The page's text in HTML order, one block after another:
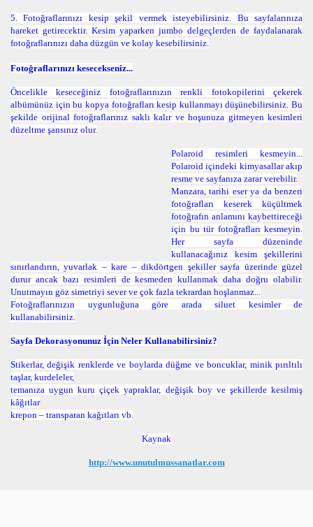
5. Fotoğraflarınızı kesip şekil vermek isteyebilirsiniz. Bu sayfalarınıza
hareket getirecektir. Kesim yaparken jumbo delgeçlerden de faydalanarak
fotoğraflarınızı daha düzgün ve kolay kesebilirsiniz.
Fotoğraflarınızı kesecekseniz...
Öncelikle keseceğiniz fotoğraflarınızın renkli fotokopilerini çekerek
albümünüz için bu kopya fotoğrafları kesip kullanmayı düşünebilirsiniz. Bu
şekilde orijinal fotoğraflarınız saklı kalır ve hoşunuza gitmeyen kesimleri
düzeltme şansınız olur.
Polaroid resimleri kesmeyin...
Polaroid içindeki kimyasallar akıp
resme ve sayfanıza zarar verebilir.
Manzara, tarihi eser ya da benzeri
fotoğrafları keserek küçültmek
fotoğrafın anlamını kaybettireceği
için bu tür fotoğrafları kesmeyin.
Her sayfa düzeninde
kullanacağınız kesim şekillerini
sınırlandırın, yuvarlak – kare – dikdörtgen şekiller sayfa üzerinde güzel
durur ancak bazı resimleri de kesmeden kullanmak daha doğru olabilir.
Unutmayın göz simetriyi sever ve çok fazla tekrardan hoşlanmaz...
Fotoğraflarınızın uygunluğuna göre arada siluet kesimler de
kullanabilirsiniz.
Sayfa Dekorasyonunuz İçin Neler Kullanabilirsiniz?
Stikerlar, değişik renklerde ve boylarda düğme ve boncuklar, minik pırıltılı
taşlar, kurdeleler,
temanıza uygun kuru çiçek yapraklar, değişik boy ve şekillerde kesilmiş
kâğıtlar
krepon – transparan kağıtları vb.
Kaynak
http://www.unutulmussanatlar.com